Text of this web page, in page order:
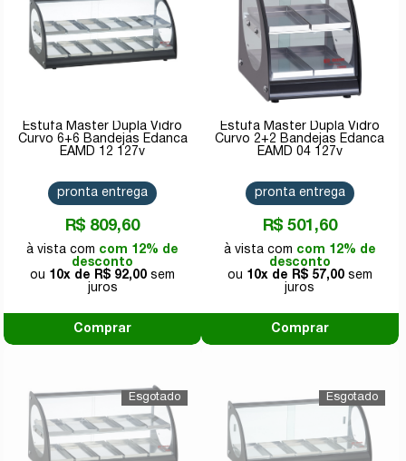
Estufa Master Dupla Vidro
Curvo 6+6 Bandejas Edanca
EAMD 12 127v
R$ 809,60
com 12% de
desconto
10x de
R$ 92,00
pronta entrega
Comprar
Estufa Master Dupla Vidro
Curvo 2+2 Bandejas Edanca
EAMD 04 127v
R$ 501,60
com 12% de
desconto
10x de
R$ 57,00
pronta entrega
Comprar